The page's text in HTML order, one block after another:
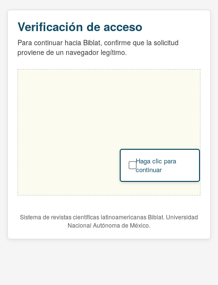
Verificación de acceso
Para continuar hacia Biblat, confirme que la solicitud
proviene de un navegador legítimo.
Haga clic para
continuar
Sistema de revistas científicas latinoamericanas Biblat. Universidad
Nacional Autónoma de México.